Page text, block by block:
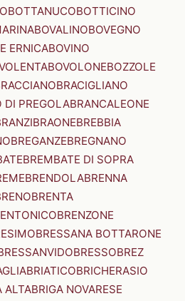
BOTTANUCOBOTTICINO
BOVALINOBOVEGNO
ERNICABOVINO
BOVOLONEBOZZOLE
BRACIGLIANO
DI PREGOLABRANCALEONE
BRAONEBREBBIA
BREGANZEBREGNANO
BREMBATE DI SOPRA
BRENDOLABRENNA
BRENTA
BRENZONE
BRESSANA BOTTARONE
BRESSOBREZ
BRIATICOBRICHERASIO
ALTABRIGA NOVARESE